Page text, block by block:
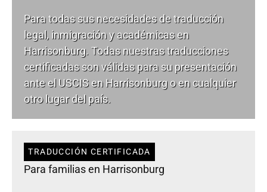
Para todas sus necesidades detraducción
legal, inmigración y académicas en
Harrisonburg. Todas nuestras traducciones
certificadas son válidas para su presentación
ante el USCIS en Harrisonburg o en cualquier
otro lugar del país.
TRADUCCIÓN CERTIFICADA
Para familias en Harrisonburg